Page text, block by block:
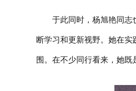
于此同时，杨旭艳同志
断学习和更新视野。她在
围。在不少同行看来，她既